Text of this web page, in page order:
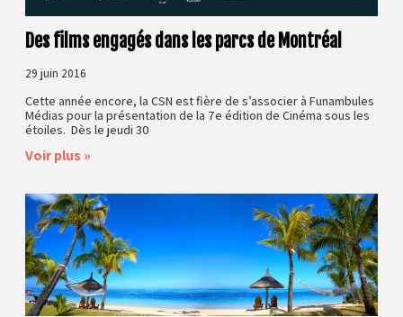
Des films engagés dans les parcs de Montréal
29 juin 2016
Cette année encore, la CSN est fière de s’associer à Funambules
Médias pour la présentation de la 7e édition de Cinéma sous les
étoiles. Dès le jeudi 30
Voir plus »